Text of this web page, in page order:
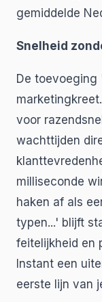
gemiddelde
Snelheid
De toevoeging
voor
wachttijden
milliseconde
haken af als
typen...' blijft
feitelijkheid en
Instant een
eerste lijn van